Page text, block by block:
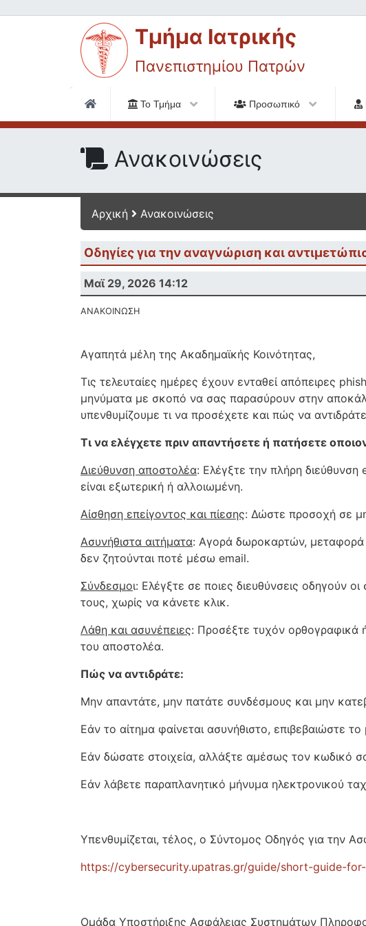
Τμήμα Ιατρικής
Πανεπιστημίου Πατρών
Το Τμήμα Προσωπικό
Ανακοινώσεις
Αρχική Ανακοινώσεις
Οδηγίες για την αναγνώριση και
Μαϊ 29, 2026 14:12
ΑΝΑΚΟΙΝΩΣΗ
Αγαπητά μέλη της Ακαδημαϊκής Κοινότητας,
Τις τελευταίες ημέρες έχουν ενταθεί απόπειρες
μηνύματα με σκοπό να σας παρασύρουν στην
υπενθυμίζουμε τι να προσέχετε και πώς να
Τι να ελέγχετε πριν απαντήσετε ή πατήσετε
Διεύθυνση αποστολέα: Ελέγξτε την πλήρη
είναι εξωτερική ή αλλοιωμένη.
Αίσθηση επείγοντος και πίεσης: Δώστε προσοχή σε
Ασυνήθιστα αιτήματα: Αγορά δωροκαρτών,
δεν ζητούνται ποτέ μέσω email.
Σύνδεσμοι: Ελέγξτε σε ποιες διευθύνσεις οδηγούν
τους, χωρίς να κάνετε κλικ.
Λάθη και ασυνέπειες: Προσέξτε τυχόν ορθογραφικά
του αποστολέα.
Πώς να αντιδράτε:
Μην απαντάτε, μην πατάτε συνδέσμους και μην
Εάν το αίτημα φαίνεται ασυνήθιστο, επιβεβαιώστε
Εάν δώσατε στοιχεία, αλλάξτε αμέσως τον κωδικό
Εάν λάβετε παραπλανητικό μήνυμα ηλεκτρονικού
Υπενθυμίζεται, τέλος, ο Σύντομος Οδηγός για την
https://cybersecurity.upatras.gr/guide/short-guide-
Ομάδα Υποστήριξης Ασφάλειας Συστημάτων